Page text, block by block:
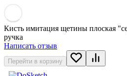
Кисть имитация щетины плоская
ручка
Написать отзыв
Перейти в корзину